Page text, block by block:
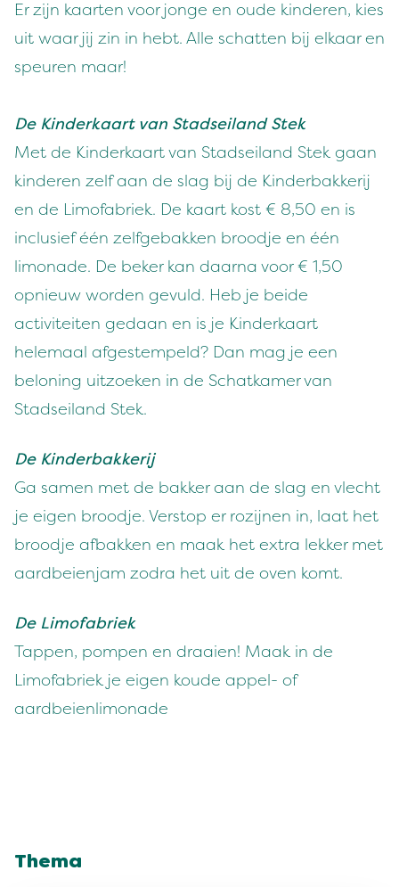
Er zijn kaarten voor jonge en oude kinderen, kies
uit waar jij zin in hebt. Alle schatten bij elkaar en
speuren maar!
De Kinderkaart van Stadseiland Stek
Met de Kinderkaart van Stadseiland Stek gaan
kinderen zelf aan de slag bij de Kinderbakkerij
en de Limofabriek. De kaart kost € 8,50 en is
inclusief één zelfgebakken broodje en één
limonade. De beker kan daarna voor € 1,50
opnieuw worden gevuld. Heb je beide
activiteiten gedaan en is je Kinderkaart
helemaal afgestempeld? Dan mag je een
beloning uitzoeken in de Schatkamer van
Stadseiland Stek.
De Kinderbakkerij
Ga samen met de bakker aan de slag en vlecht
je eigen broodje. Verstop er rozijnen in, laat het
broodje afbakken en maak het extra lekker met
aardbeienjam zodra het uit de oven komt.
De Limofabriek
Tappen, pompen en draaien! Maak in de
Limofabriek je eigen koude appel- of
aardbeienlimonade
Thema